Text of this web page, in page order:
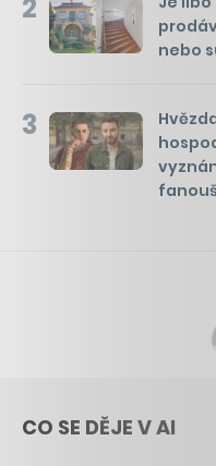
2
nebo
3
CO SE DĚJE V AI